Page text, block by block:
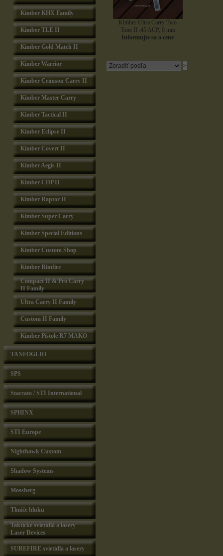
Kimber KHX Family
Kimber TLE II
Kimber Gold Match II
Kimber Warrior
Kimber Crimson Carry II
Kimber Master Carry
Kimber Tactical II
Kimber Eclipse II
Kimber Covert II
Kimber Aegis II
Kimber CDP II
Kimber Raptor II
Kimber Super Carry
Kimber Special Editions
Kimber Custom Shop
Kimber Rimfire
Compact II & Pro Carry
II Family
Ultra Carry II Family
Custom II Family
Kimber Pištole R7 MAKO
TANFOGLIO
SPS
Staccato / STI International
SPHINX
STI Europe
Nighthawk Custom
Shadow Systems
Mossberg
Tlmiče hluku
Taktické svietidlá a lasery
Laser Devices
SUREFIRE svietidla a lasery
Kimber Ultra Carry Two
Tone II .45 ACP, 9 mm
Informujte sa o cene